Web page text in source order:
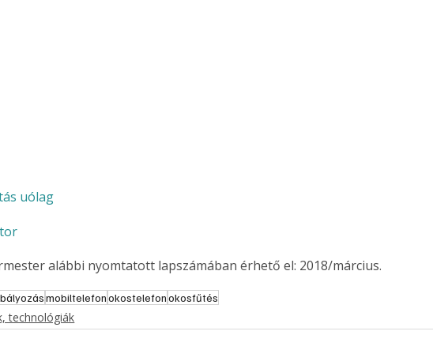
Gyógyító növények: a
uólag
alábbi nyomtatott lapszámában érhető el: 2018/március.
mobiltelefonokostelefonokosfűtés
technológiák